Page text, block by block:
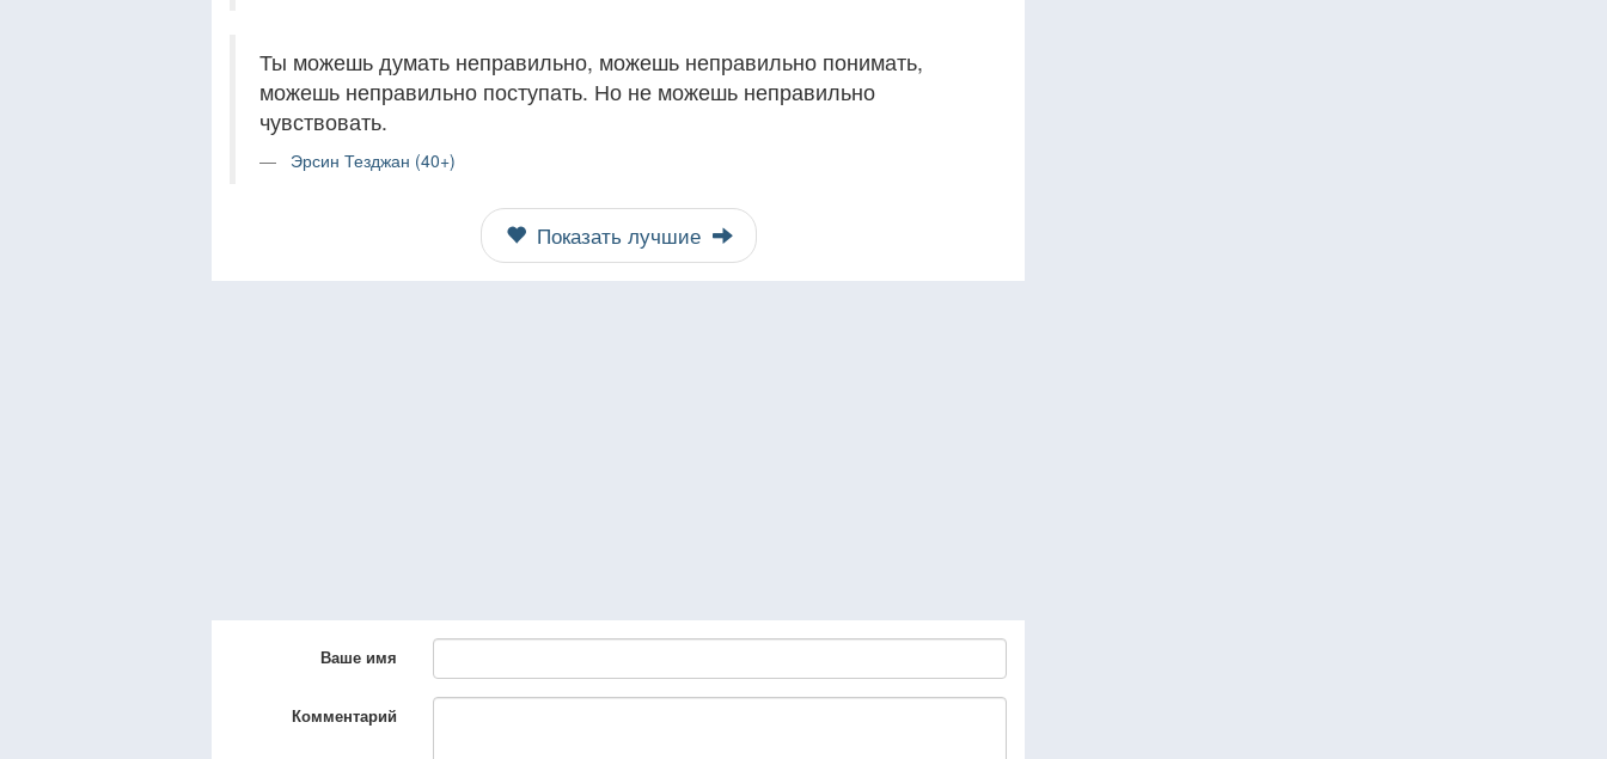
Ты можешь думать неправильно, можешь неправильно понимать,
можешь неправильно поступать. Но не можешь неправильно
чувствовать.
Эрсин Тезджан (40+)
Показать лучшие
Ваше имя
Комментарий